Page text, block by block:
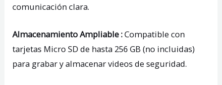
comunicación clara.
Almacenamiento Ampliable :Compatible con
tarjetas Micro SD de hasta 256 GB (no incluidas)
para grabar y almacenar videos de seguridad.